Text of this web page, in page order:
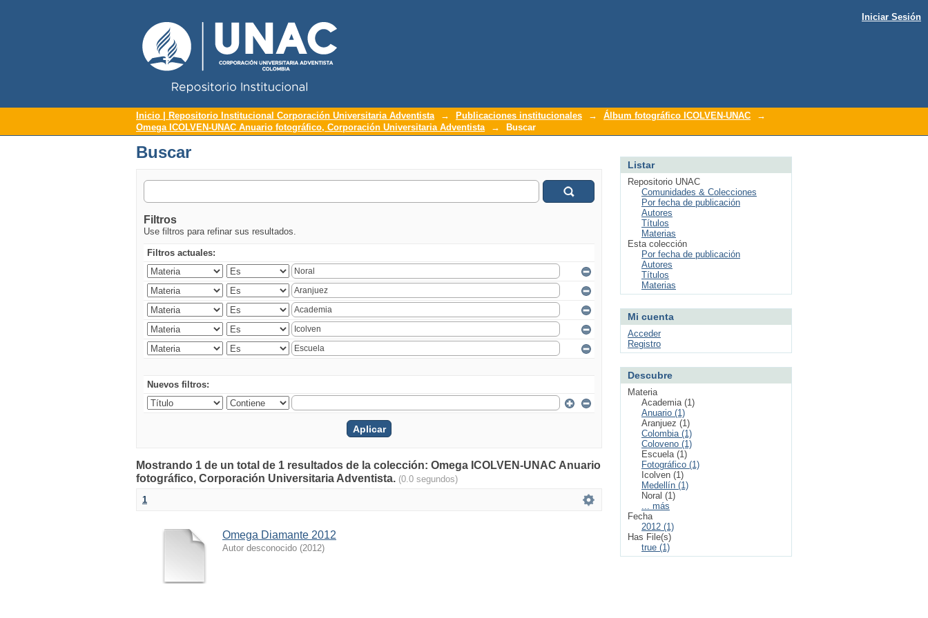
Buscar
Iniciar Sesión
Inicio | Repositorio Institucional Corporación Universitaria Adventista → Publicaciones institucionales → Álbum fotográfico ICOLVEN-UNAC
→
Omega ICOLVEN-UNAC Anuario fotográfico, Corporación Universitaria Adventista
→ Buscar
Buscar
Filtros
Use filtros para refinar sus resultados.
Filtros actuales:
Nuevos filtros:
Mostrando 1 de un total de 1 resultados de la colección: Omega ICOLVEN-UNAC Anuario
fotográfico, Corporación Universitaria Adventista. (0.0 segundos)
1
Omega Diamante 2012
Autor desconocido (2012)
Listar
Repositorio UNAC
Comunidades & Colecciones
Por fecha de publicación
Autores
Títulos
Materias
Esta colección
Por fecha de publicación
Autores
Títulos
Materias
Mi cuenta
Acceder
Registro
Descubre
Materia
Academia (1)
Anuario (1)
Aranjuez (1)
Colombia (1)
Coloveno (1)
Escuela (1)
Fotográfico (1)
Icolven (1)
Medellín (1)
Noral (1)
... más
Fecha
2012 (1)
Has File(s)
true (1)